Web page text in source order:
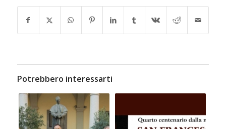
Potrebbero interessarti